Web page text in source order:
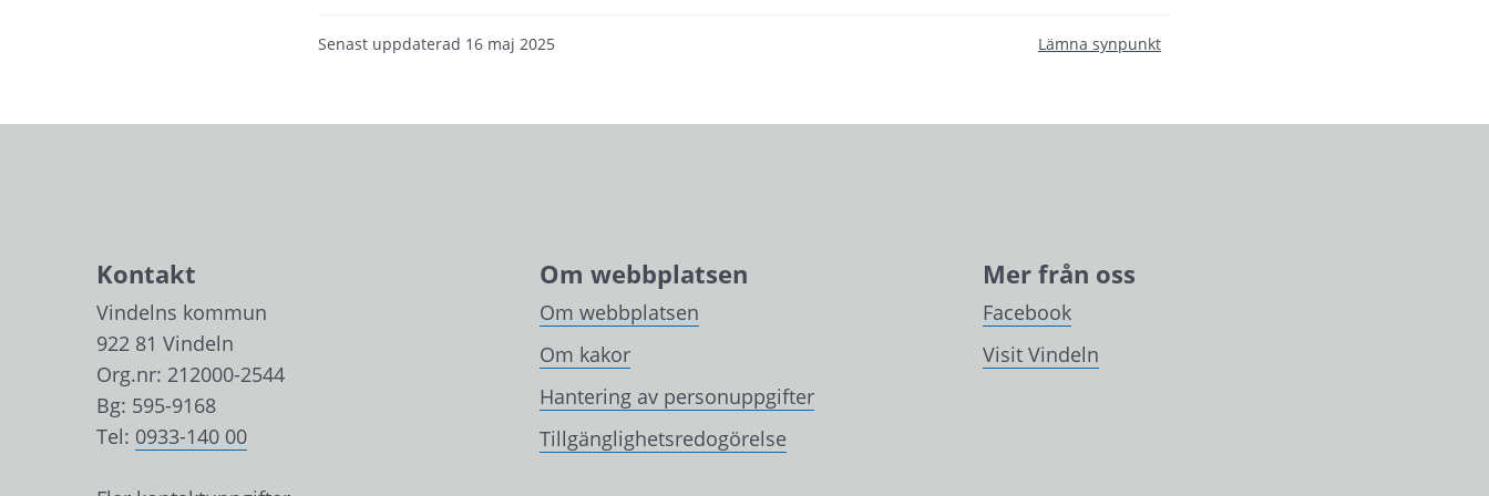
Senast uppdaterad 16 maj 2025 Lämna synpunkt
Kontakt
Vindelns kommun
922 81 Vindeln
Org.nr: 212000-2544
Bg: 595-9168
Tel: 0933-140 00
Om webbplatsen
Om webbplatsen
Om kakor
Hantering av personuppgifter
Tillgänglighetsredogörelse
Mer från oss
Facebook
Visit Vindeln